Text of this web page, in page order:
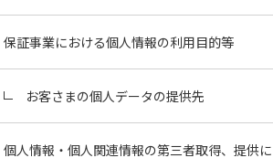
保証事業における個人情報の利用目的等
お客さまの個人データの提供先
個人情報・個人関連情報の第三者取得、提供